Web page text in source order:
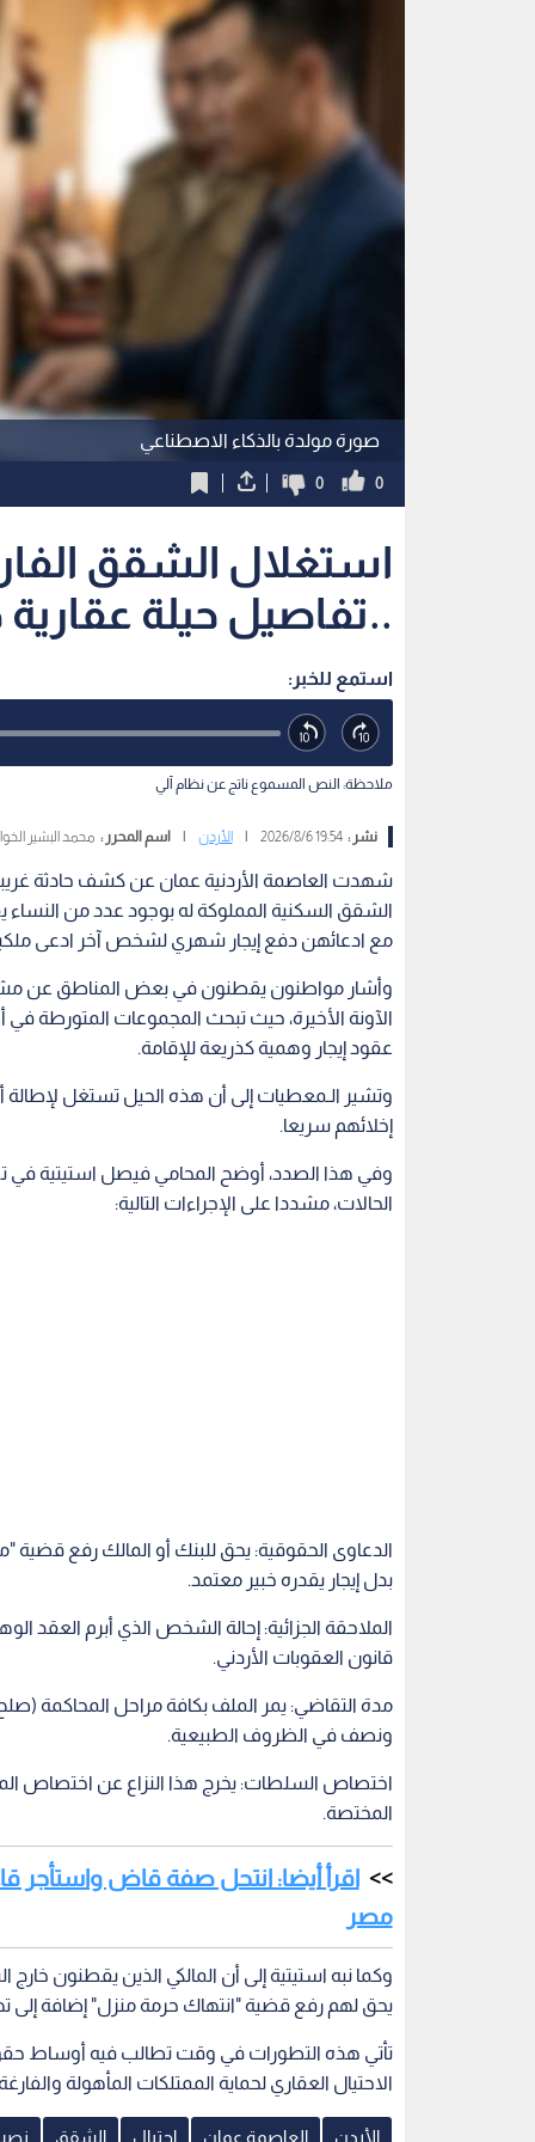
صورة مولدة بالذكاء الاصطناعي
0
0
استغلال الشقق
..تفاصيل حيلة
استمع للخبر:
ملاحظة: النص المسموع ناتج عن نظام آلي
نشر :19:54 2026/8/6 الأردن اسم المحرر : محمد البشير
شهدت العاصمة الأردنية عمان عن كشف حادثة غريبة
الشقق السكنية المملوكة له بوجود عدد من
مع ادعائهن دفع إيجار شهري لشخص آخر ادعى
وأشار مواطنون يقطنون في بعض المناطق عن
الآونة الأخيرة، حيث تبحث المجموعات المتورطة
عقود إيجار وهمية كذريعة للإقامة.
وتشير الـمعطيات إلى أن هذه الحيل تستغل لإطالة
إخلائهم سريعا.
وفي هذا الصدد، أوضح المحامي فيصل استيتية في
الحالات، مشددا على الإجراءات التالية:
الدعاوى الحقوقية: يحق للبنك أو المالك رفع قضية
بدل إيجار يقدره خبير معتمد.
قانون العقوبات الأردني.
مدة التقاضي: يمر الملف بكافة مراحل المحاكمة
ونصف في الظروف الطبيعية.
اختصاص السلطات: يخرج هذا النزاع عن اختصاص
المختصة.
اقرأ أيضا: انتحل صفة قاض واستأجر
مصر
وكما نبه استيتية إلى أن المالكي الذين يقطنون
يحق لهم رفع قضية "انتهاك حرمة منزل" إضافة إلى
تأتي هذه التطورات في وقت تطالب فيه أوساط
الاحتيال العقاري لحماية الممتلكات المأهولة
الأردن العاصمة عمان احتيال الشقق